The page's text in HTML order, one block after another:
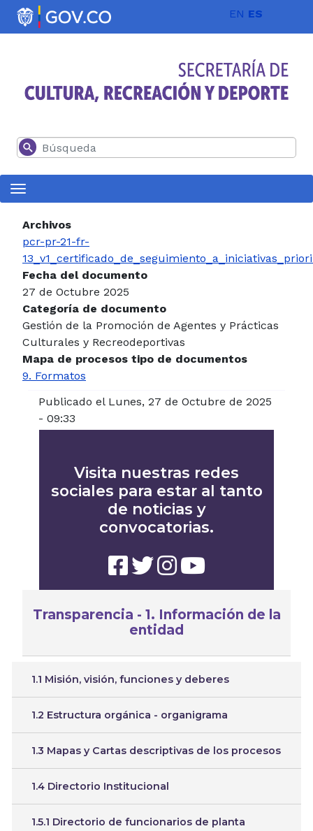
Pasar al contenido principal EN ES
Buscar
Transparencia - 1. Información de la
entidad
1.1 Misión, visión, funciones y deberes
1.2 Estructura orgánica - organigrama
1.3 Mapas y Cartas descriptivas de los procesos
1.4 Directorio Institucional
1.5.1 Directorio de funcionarios de planta
Archivos
pcr-pr-21-fr-
Fecha del documento
27 de Octubre 2025
Categoría de documento
Gestión de la Promoción de Agentes y Prácticas
Culturales y Recreodeportivas
Mapa de procesos tipo de documentos
9. Formatos
Publicado el Lunes, 27 de Octubre de 2025
- 09:33
Visita nuestras redes
sociales para estar al tanto
de noticias y
convocatorias.